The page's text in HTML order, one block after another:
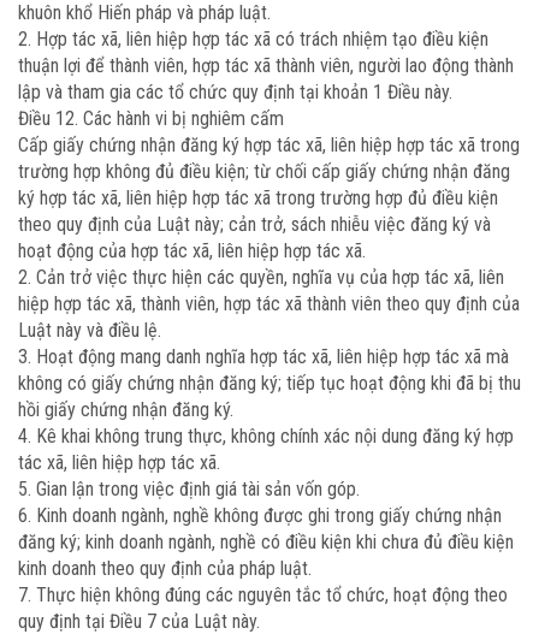
khuôn khổ Hiến pháp và pháp luật.
2. Hợp tác xã, liên hiệp hợp tác xã có trách nhiệm tạo điều kiện
thuận lợi để thành viên, hợp tác xã thành viên, người lao động thành
lập và tham gia các tổ chức quy định tại khoản 1 Điều này.
Điều 12. Các hành vi bị nghiêm cấm
Cấp giấy chứng nhận đăng ký hợp tác xã, liên hiệp hợp tác xã trong
trường hợp không đủ điều kiện; từ chối cấp giấy chứng nhận đăng
ký hợp tác xã, liên hiệp hợp tác xã trong trường hợp đủ điều kiện
theo quy định của Luật này; cản trở, sách nhiễu việc đăng ký và
hoạt động của hợp tác xã, liên hiệp hợp tác xã.
2. Cản trở việc thực hiện các quyền, nghĩa vụ của hợp tác xã, liên
hiệp hợp tác xã, thành viên, hợp tác xã thành viên theo quy định của
Luật này và điều lệ.
3. Hoạt động mang danh nghĩa hợp tác xã, liên hiệp hợp tác xã mà
không có giấy chứng nhận đăng ký; tiếp tục hoạt động khi đã bị thu
hồi giấy chứng nhận đăng ký.
4. Kê khai không trung thực, không chính xác nội dung đăng ký hợp
tác xã, liên hiệp hợp tác xã.
5. Gian lận trong việc định giá tài sản vốn góp.
6. Kinh doanh ngành, nghề không được ghi trong giấy chứng nhận
đăng ký; kinh doanh ngành, nghề có điều kiện khi chưa đủ điều kiện
kinh doanh theo quy định của pháp luật.
7. Thực hiện không đúng các nguyên tắc tổ chức, hoạt động theo
quy định tại Điều 7 của Luật này.